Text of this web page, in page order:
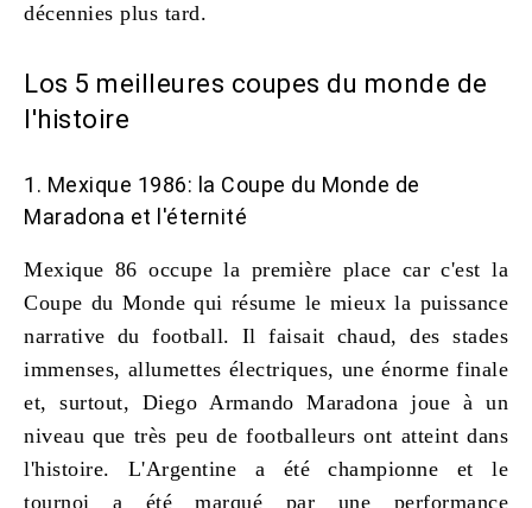
décennies plus tard.
Los 5 meilleures coupes du monde de
l'histoire
1. Mexique 1986: la Coupe du Monde de
Maradona et l'éternité
Mexique 86 occupe la première place car c'est la
Coupe du Monde qui résume le mieux la puissance
narrative du football. Il faisait chaud, des stades
immenses, allumettes électriques, une énorme finale
et, surtout, Diego Armando Maradona joue à un
niveau que très peu de footballeurs ont atteint dans
l'histoire. L'Argentine a été championne et le
tournoi a été marqué par une performance